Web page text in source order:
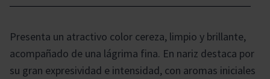
Presenta un atractivo color cereza, limpio y brillante,
acompañado de una lágrima fina. En nariz destaca por
su gran expresividad e intensidad, con aromas iniciales